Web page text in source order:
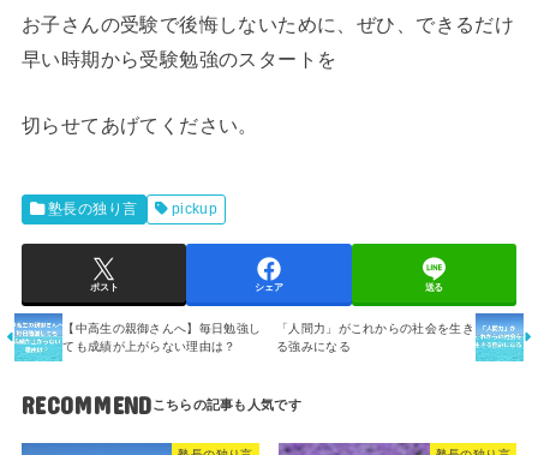
お子さんの受験で後悔しないために、ぜひ、できるだけ
早い時期から受験勉強のスタートを
切らせてあげてください。
塾長の独り言 pickup
ポスト シェア 送る
【中高生の親御さんへ】毎日勉強し
ても成績が上がらない理由は？
「人間力」がこれからの社会を生き
る強みになる
RECOMMEND